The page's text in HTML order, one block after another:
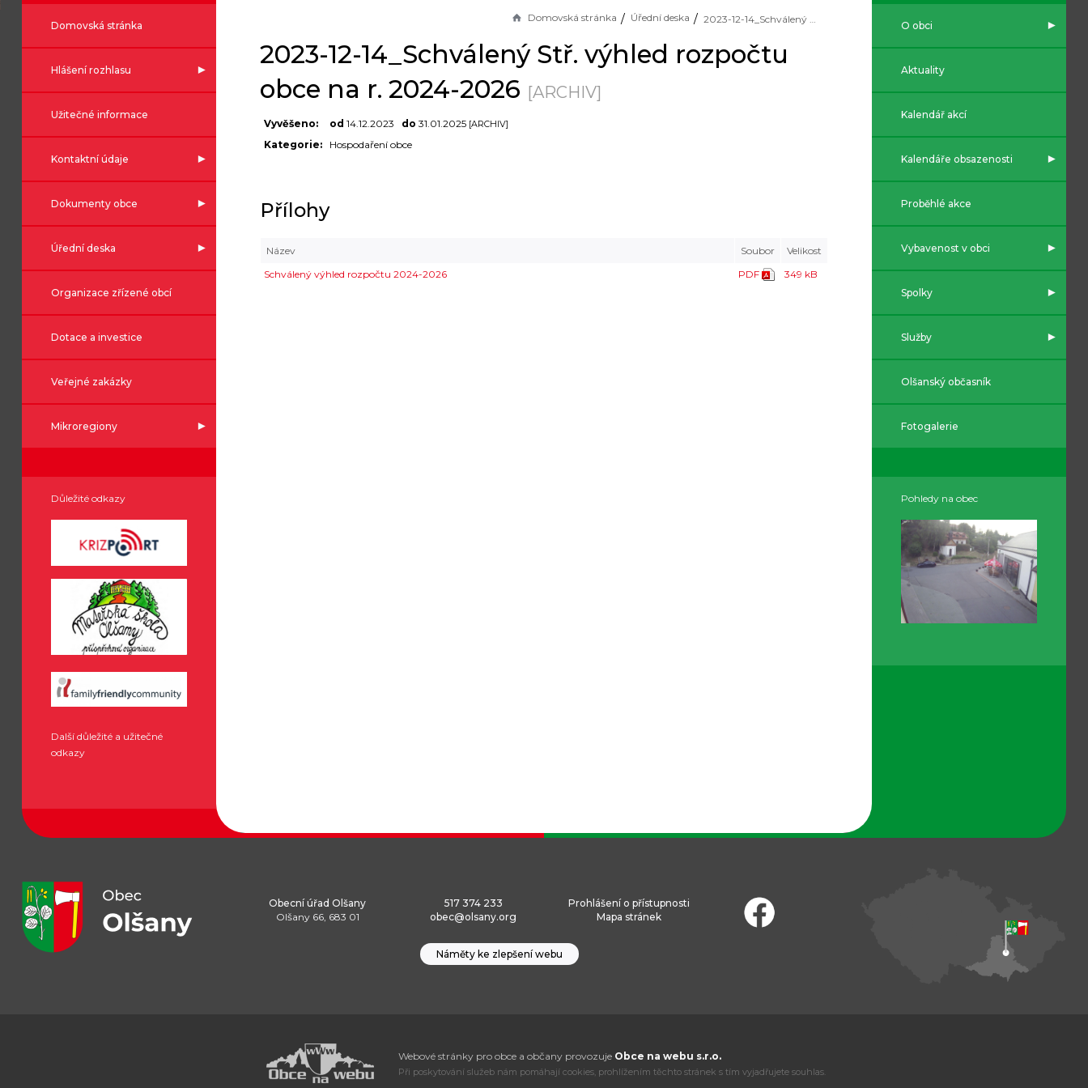
Domovská stránka
Hlášení rozhlasu
Užitečné informace
Kontaktní údaje
Dokumenty obce
Úřední deska
Organizace zřízené obcí
Dotace a investice
Veřejné zakázky
Mikroregiony
Důležité odkazy
Další důležité a užitečné
odkazy
Domovská stránka Úřední deska 2023-12-14_Schválený Stř. výhled rozpočtu obce na r. 2024-2026
2023-12-14_Schválený Stř. výhled rozpočtu
obce na r. 2024-2026 [ARCHIV]
Vyvěšeno: od 14.12.2023 do 31.01.2025 [ARCHIV]
Kategorie: Hospodaření obce
Přílohy
Název Soubor
Velikost
Schválený výhled rozpočtu 2024-2026
PDF 349 kB
O obci
Aktuality
Kalendář akcí
Kalendáře obsazenosti
Proběhlé akce
Vybavenost v obci
Spolky
Služby
Olšanský občasník
Fotogalerie
Pohledy na obec
Obecní úřad Olšany
Olšany 66, 683 01
517 374 233
obec@olsany.org
Prohlášení o přístupnosti
Mapa stránek
Náměty ke zlepšení webu
Webové stránky pro obce a občany provozuje Obce na webu s.r.o.
Při poskytování služeb nám pomáhají cookies, prohlížením těchto stránek s tím vyjadřujete souhlas.